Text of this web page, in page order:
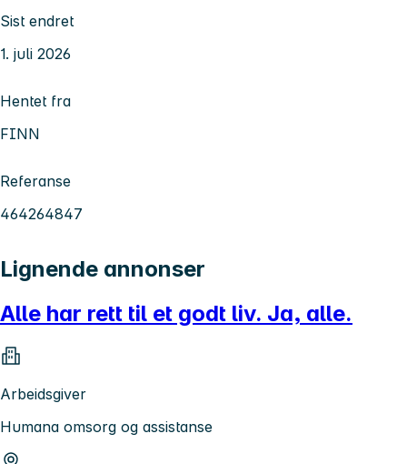
Sist endret
1. juli 2026
Hentet fra
FINN
Referanse
464264847
Lignende annonser
Alle har rett til et godt liv. Ja, alle.
Arbeidsgiver
Humana omsorg og assistanse